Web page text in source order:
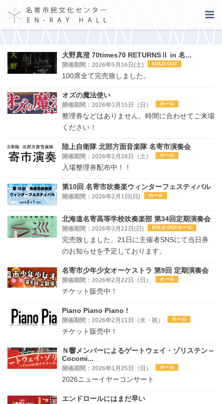
大野真澄 70times70 RETURNSⅡ in 名...
開催期間：2026年5月16日(土) SOLD OUT
100席全て完売致しました。
オズの魔法使い
開催期間：2026年3月15日（日） ホール
整理券などはありません。時間に合わせてご来場
ください！
陸上自衛隊 北部方面音楽隊 名寄市演奏会
開催期間：2026年2月28日（土） ホール
入場整理券配布中！！
第10回 名寄市吹奏楽ウィンターフェスティバル
開催期間：2026年2月1日(日) ホール
北海道名寄高等学校吹奏楽部 第34回定期演奏会
開催期間：2026年3月22日(日) SOLD OUTホール
完売致しました。21日に主催者SNSにて当日券
のお知らせを予定しております。
名寄市少年少女オーケストラ 第9回 定期演奏会
開催期間：2026年2月22日（日） ホール
チケット販売中！
Piano Piano Piano !
開催期間：2026年2月11日（水・祝） ホール
チケット販売中！
Ｎ響メンバーによるゲートウェイ・ゾリステン～
Cocomi...
開催期間：2026年1月25日（日） ホール
2026ニューイヤーコンサート
エンドロールにはまだ早い